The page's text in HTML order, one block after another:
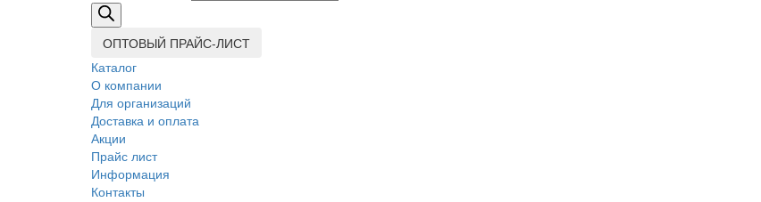
ОПТОВЫЙ ПРАЙС-ЛИСТ
Каталог
О компании
Для организаций
Доставка и оплата
Акции
Прайс лист
Информация
Контакты